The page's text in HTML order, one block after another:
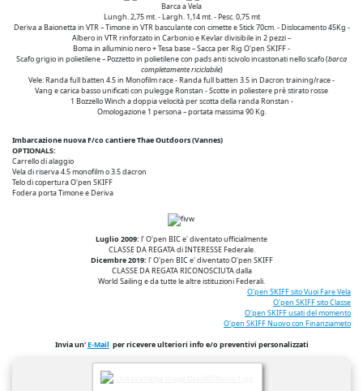
Barca a Vela
Lungh. 2,75 mt. - Largh. 1,14 mt. - Pesc. 0,75 mt
Deriva a Baionetta in VTR – Timone in VTR basculante con cimette e Stick 70cm. - Dislocamento 45Kg -
Albero in VTR rinforzato in Carbonio e Kevlar divisibile in 2 pezzi –
Boma in alluminio nero + Tesa base – Sacca per Rig O'pen SKIFF -
Scafo grigio in polietilene – Pozzetto in polietilene con pads anti scivolo incastonati nello scafo (barca
completamente riciclabile)
Vele: Randa full batten 4.5 in Monofilm race - Randa full batten 3.5 in Dacron training/race -
Vang e carica basso unificati con pulegge Ronstan - Scotte in poliestere prè stirato rosse
1 Bozzello Winch a doppia velocità per scotta della randa Ronstan -
Omologazione 1 persona – portata massima 90 Kg.
Imbarcazione nuova F/co cantiere Thae Outdoors (Vannes)
OPTIONALS:
Carrello di alaggio
Vela di riserva 4.5 monofilm o 3.5 dacron
Telo di copertura O'pen SKIFF
Fodera porta Timone e Deriva
Luglio 2009: l' O'pen BIC e' diventato ufficialmente
CLASSE DA REGATA di INTERESSE Federale.
Dicembre 2019: l' O'pen BIC e' diventato O'pen SKIFF
CLASSE DA REGATA RICONOSCIUTA dalla
World Sailing e da tutte le altre istituzioni Federali.
O'pen SKIFF sito Vuoi Fare Vela
O'pen SKIFF sito Classe
O'pen SKIFF usati del momento
O'pen SKIFF Nuovo con Finanziameto
Invia un'E-Mail per ricevere ulteriori info e/o preventivi personalizzati